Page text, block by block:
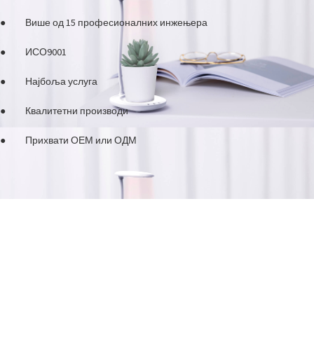
● Више од 15 професионалних инжењера
● ИСО9001
● Најбоља услуга
● Квалитетни производи
● Прихвати ОЕМ или ОДМ